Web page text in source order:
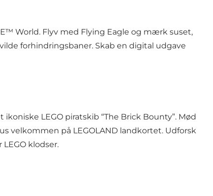
World. Flyv med Flying Eagle og mærk suset,
forhindringsbaner. Skab en digital udgave
LEGO piratskib “The Brick Bounty”. Mød
velkommen på LEGOLAND landkortet. Udforsk
klodser.